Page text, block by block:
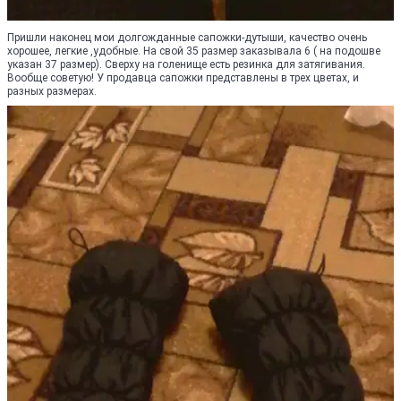
Пришли наконец мои долгожданные сапожки-дутыши, качество очень
хорошее, легкие ,удобные. На свой 35 размер заказывала 6 ( на подошве
указан 37 размер). Сверху на голенище есть резинка для затягивания.
Вообще советую! У продавца сапожки представлены в трех цветах, и
разных размерах.